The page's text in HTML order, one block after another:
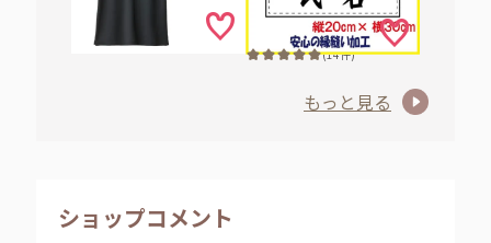
(14件)
もっと見る
ショップコメント